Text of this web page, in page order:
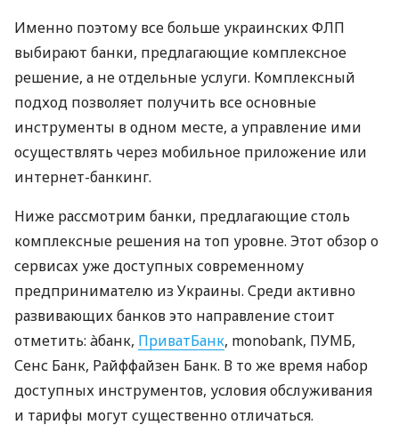
Именно поэтому все больше украинских ФЛП
выбирают банки, предлагающие комплексное
решение, а не отдельные услуги. Комплексный
подход позволяет получить все основные
инструменты в одном месте, а управление ими
осуществлять через мобильное приложение или
интернет-банкинг.
Ниже рассмотрим банки, предлагающие столь
комплексные решения на топ уровне. Этот обзор о
сервисах уже доступных современному
предпринимателю из Украины. Среди активно
развивающих банков это направление стоит
отметить: àбанк, ПриватБанк, monobank, ПУМБ,
Сенс Банк, Райффайзен Банк. В то же время набор
доступных инструментов, условия обслуживания
и тарифы могут существенно отличаться.